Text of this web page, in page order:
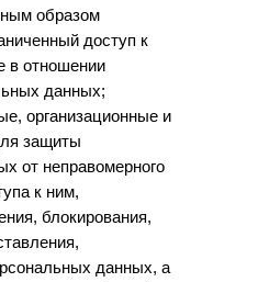
образом
доступ к
в отношении
данных;
организационные и
защиты
от неправомерного
к ним,
блокирования,
данных, а